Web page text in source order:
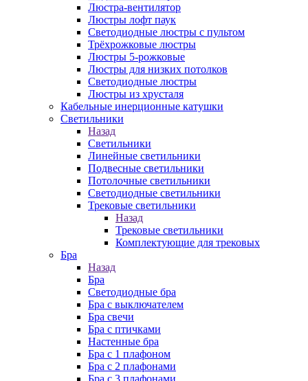
Люстра-вентилятор
Люстры лофт паук
Светодиодные люстры с пультом
Трёхрожковые люстры
Люстры 5-рожковые
Люстры для низких потолков
Cветодиодные люстры
Люстры из хрусталя
Кабельные инерционные катушки
Светильники
Назад
Светильники
Линейные светильники
Подвесные светильники
Потолочные светильники
Светодиодные светильники
Трековые светильники
Назад
Трековые светильники
Комплектующие для трековых
Бра
Назад
Бра
Светодиодные бра
Бра с выключателем
Бра свечи
Бра с птичками
Настенные бра
Бра с 1 плафоном
Бра с 2 плафонами
Бра с 3 плафонами